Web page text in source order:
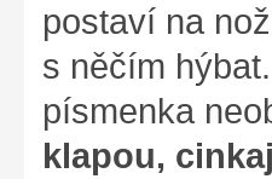
postaví na
s něčím
písmenka
klapou,